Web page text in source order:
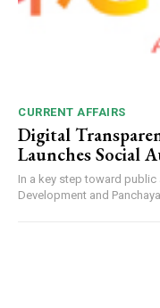
CURRENT AFFAIRS
Digital
Launches Social
In a key step toward public
Development and